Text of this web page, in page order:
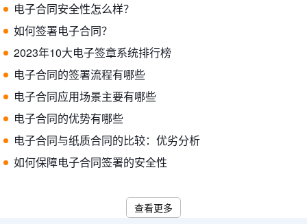
电子合同安全性怎么样？
如何签署电子合同？
2023年10大电子签章系统排行榜
电子合同的签署流程有哪些
电子合同应用场景主要有哪些
电子合同的优势有哪些
电子合同与纸质合同的比较：优劣分析
如何保障电子合同签署的安全性
查看更多